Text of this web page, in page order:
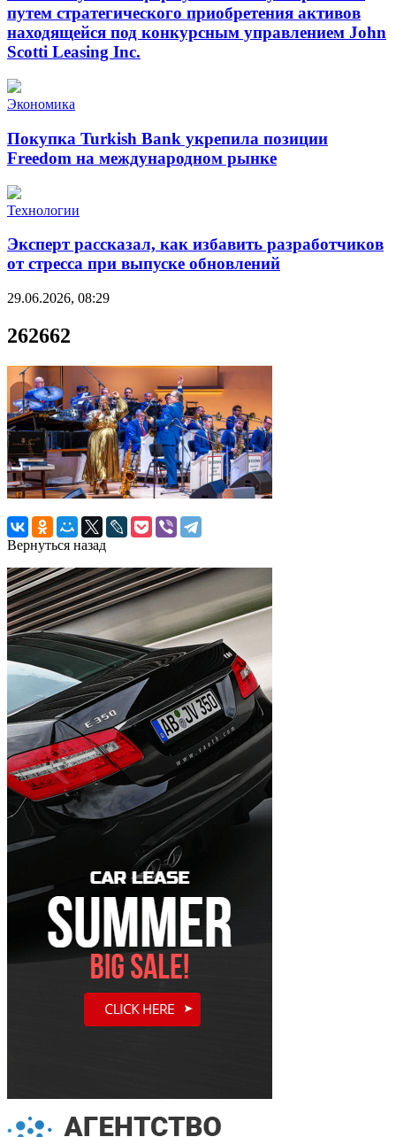
путем стратегического приобретения активов
находящейся под конкурсным управлением John
Scotti Leasing Inc.
Экономика
Покупка Turkish Bank укрепила позиции
Freedom на международном рынке
Технологии
Эксперт рассказал, как избавить разработчиков
от стресса при выпуске обновлений
29.06.2026, 08:29
262662
Вернуться назад